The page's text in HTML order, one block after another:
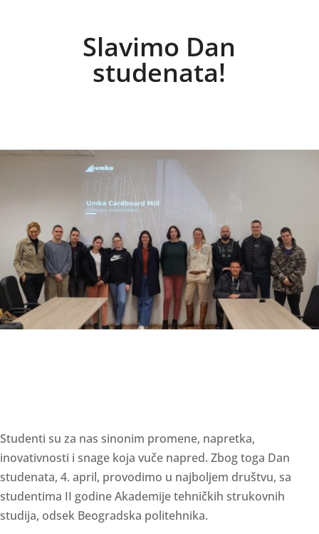
Slavimo Dan
studenata!
Studenti su za nas sinonim promene, napretka,
inovativnosti i snage koja vuče napred. Zbog toga Dan
studenata, 4. april, provodimo u najboljem društvu, sa
studentima II godine Akademije tehničkih strukovnih
studija, odsek Beogradska politehnika.